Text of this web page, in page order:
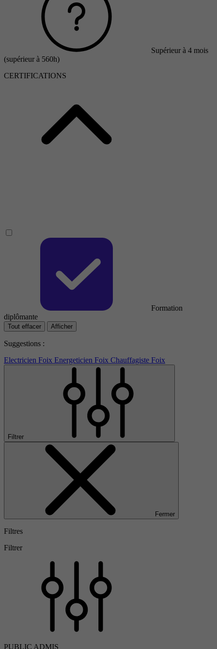
Supérieur à 4 mois
(supérieur à 560h)
CERTIFICATIONS
Formation
diplômante
Tout effacer Afficher
Suggestions :
Electricien Foix Energeticien Foix Chauffagiste Foix
Filtrer
Fermer
Filtres
Filtrer
PUBLIC ADMIS